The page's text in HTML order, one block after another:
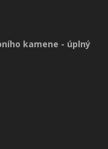
kamene - úplný